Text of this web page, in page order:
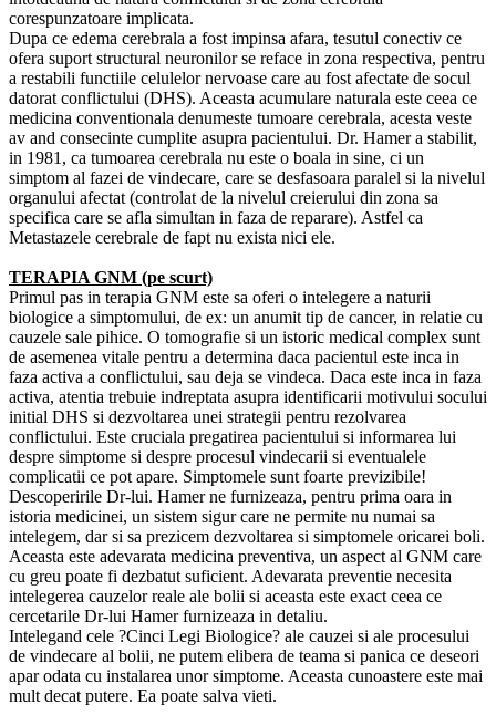
corespunzatoare implicata.
Dupa ce edema cerebrala a fost impinsa afara, tesutul conectiv ce
ofera suport structural neuronilor se reface in zona respectiva, pentru
a restabili functiile celulelor nervoase care au fost afectate de socul
datorat conflictului (DHS). Aceasta acumulare naturala este ceea ce
medicina conventionala denumeste tumoare cerebrala, acesta veste
av and consecinte cumplite asupra pacientului. Dr. Hamer a stabilit,
in 1981, ca tumoarea cerebrala nu este o boala in sine, ci un
simptom al fazei de vindecare, care se desfasoara paralel si la nivelul
organului afectat (controlat de la nivelul creierului din zona sa
specifica care se afla simultan in faza de reparare). Astfel ca
Metastazele cerebrale de fapt nu exista nici ele.
TERAPIA GNM (pe scurt)
Primul pas in terapia GNM este sa oferi o intelegere a naturii
biologice a simptomului, de ex: un anumit tip de cancer, in relatie cu
cauzele sale pihice. O tomografie si un istoric medical complex sunt
de asemenea vitale pentru a determina daca pacientul este inca in
faza activa a conflictului, sau deja se vindeca. Daca este inca in faza
activa, atentia trebuie indreptata asupra identificarii motivului socului
initial DHS si dezvoltarea unei strategii pentru rezolvarea
conflictului. Este cruciala pregatirea pacientului si informarea lui
despre simptome si despre procesul vindecarii si eventualele
complicatii ce pot apare. Simptomele sunt foarte previzibile!
Descoperirile Dr-lui. Hamer ne furnizeaza, pentru prima oara in
istoria medicinei, un sistem sigur care ne permite nu numai sa
intelegem, dar si sa prezicem dezvoltarea si simptomele oricarei boli.
Aceasta este adevarata medicina preventiva, un aspect al GNM care
cu greu poate fi dezbatut suficient. Adevarata preventie necesita
intelegerea cauzelor reale ale bolii si aceasta este exact ceea ce
cercetarile Dr-lui Hamer furnizeaza in detaliu.
Intelegand cele ?Cinci Legi Biologice? ale cauzei si ale procesului
de vindecare al bolii, ne putem elibera de teama si panica ce deseori
apar odata cu instalarea unor simptome. Aceasta cunoastere este mai
mult decat putere. Ea poate salva vieti.